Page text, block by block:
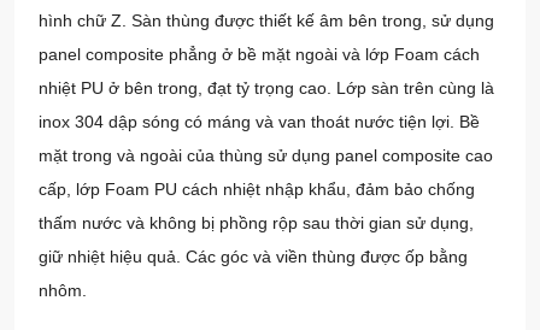
hình chữ Z. Sàn thùng được thiết kế âm bên trong, sử dụng
panel composite phẳng ở bề mặt ngoài và lớp Foam cách
nhiệt PU ở bên trong, đạt tỷ trọng cao. Lớp sàn trên cùng là
inox 304 dập sóng có máng và van thoát nước tiện lợi. Bề
mặt trong và ngoài của thùng sử dụng panel composite cao
cấp, lớp Foam PU cách nhiệt nhập khẩu, đảm bảo chống
thấm nước và không bị phồng rộp sau thời gian sử dụng,
giữ nhiệt hiệu quả. Các góc và viền thùng được ốp bằng
nhôm.